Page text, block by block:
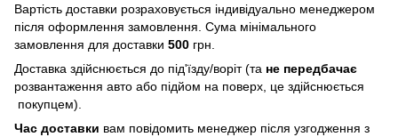
Вартість доставки розраховується індивідуально менеджером
після оформлення замовлення. Сума мінімального
замовлення для доставки 500 грн.
Доставка здійснюється до під'їзду/воріт (та не передбачає
розвантаження авто або підйом на поверх, це здійснюється
покупцем).
Час доставки вам повідомить менеджер після узгодження з